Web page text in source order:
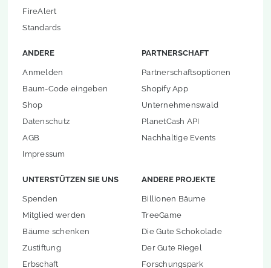
FireAlert
Standards
ANDERE
Anmelden
Baum-Code eingeben
Shop
Datenschutz
AGB
Impressum
PARTNERSCHAFT
Partnerschaftsoptionen
Shopify App
Unternehmenswald
PlanetCash API
Nachhaltige Events
UNTERSTÜTZEN SIE UNS
Spenden
Mitglied werden
Bäume schenken
Zustiftung
Erbschaft
ANDERE PROJEKTE
Billionen Bäume
TreeGame
Die Gute Schokolade
Der Gute Riegel
Forschungspark